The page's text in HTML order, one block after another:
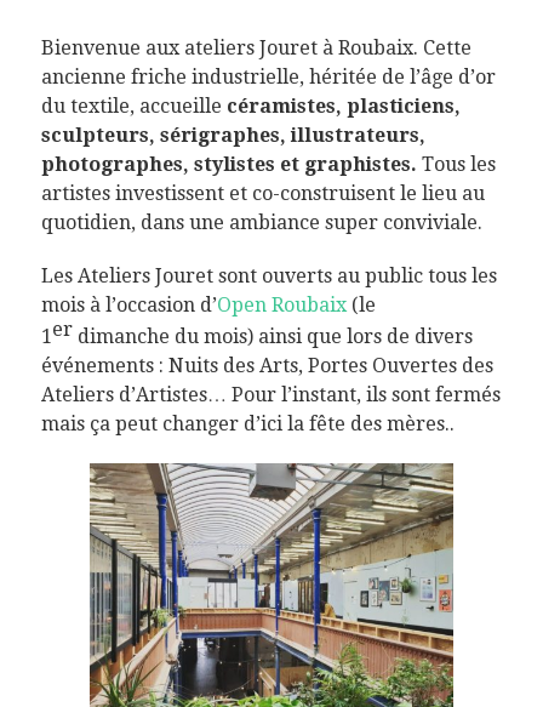
Bienvenue aux ateliers Jouret à Roubaix. Cette
ancienne friche industrielle, héritée de l’âge d’or
du textile, accueille céramistes, plasticiens,
sculpteurs, sérigraphes, illustrateurs,
photographes, stylistes et graphistes. Tous les
artistes investissent et co-construisent le lieu au
quotidien, dans une ambiance super conviviale.
Les Ateliers Jouret sont ouverts au public tous les
mois à l’occasion d’Open Roubaix(le
1er dimanche du mois) ainsi que lors de divers
événements : Nuits des Arts, Portes Ouvertes des
Ateliers d’Artistes… Pour l’instant, ils sont fermés
mais ça peut changer d’ici la fête des mères..